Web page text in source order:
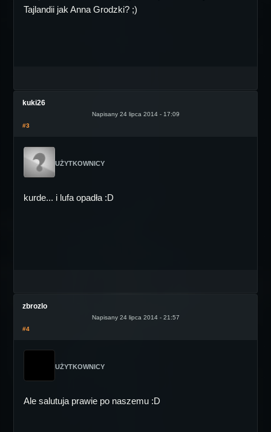
Tajlandii jak Anna Grodzki? ;)
kuki26
Napisany 24 lipca 2014 - 17:09
#3
UŻYTKOWNICY
kurde... i lufa opadła :D
zbrozlo
Napisany 24 lipca 2014 - 21:57
#4
UŻYTKOWNICY
Ale salutuja prawie po naszemu :D